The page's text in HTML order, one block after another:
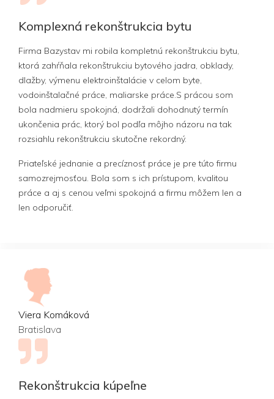
Komplexná rekonštrukcia bytu
Firma Bazystav mi robila kompletnú rekonštrukciu bytu,
ktorá zahŕňala rekonštrukciu bytového jadra, obklady,
dlažby, výmenu elektroinštalácie v celom byte,
vodoinštalačné práce, maliarske práce.S prácou som
bola nadmieru spokojná, dodržali dohodnutý termín
ukončenia prác, ktorý bol podľa môjho názoru na tak
rozsiahlu rekonštrukciu skutočne rekordný.
Priateľské jednanie a precíznosť práce je pre túto firmu
samozrejmosťou. Bola som s ich prístupom, kvalitou
práce a aj s cenou veľmi spokojná a firmu môžem len a
len odporučiť.
Viera Komáková
Bratislava
Rekonštrukcia kúpeľne